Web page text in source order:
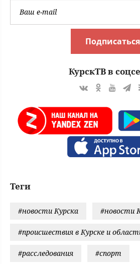
Подписаться
КурскТВ в
Теги
#новости Курска #новости
#происшествия в Курске и
#расследования #спорт